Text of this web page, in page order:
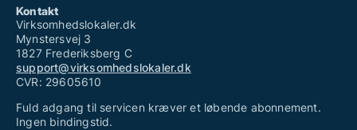
Kontakt
Virksomhedslokaler.dk
Mynstersvej 3
1827 Frederiksberg C
support@virksomhedslokaler.dk
CVR: 29605610
Fuld adgang til servicen kræver et løbende abonnement.
Ingen bindingstid.